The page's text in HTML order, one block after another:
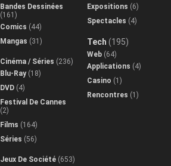
Bandes Dessinées
(161)
Comics (44)
Mangas (31)
Cinéma / Séries (236)
Blu-Ray(18)
DVD (4)
Festival De Cannes
(2)
Films (164)
Séries (56)
Jeux De Société (653)
Expositions (6)
Spectacles (4)
Tech (195)
Web (64)
Applications (4)
Casino (1)
Rencontres (1)